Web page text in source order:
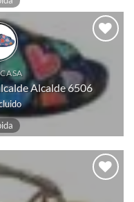
Añadir
a
deseos
Alcalde 6506